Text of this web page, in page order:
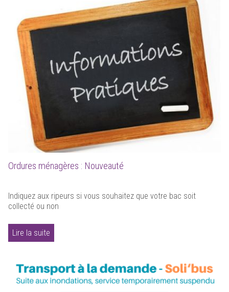
Ordures ménagères : Nouveauté
Indiquez aux ripeurs si vous souhaitez que votre bac soit
collecté ou non
Lire la suite